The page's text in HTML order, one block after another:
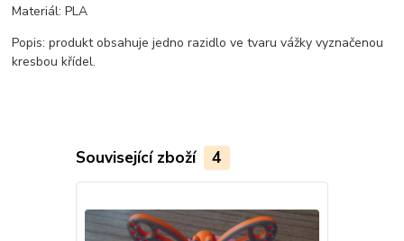
Materiál: PLA
Popis: produkt obsahuje jedno razidlo ve tvaru vážky vyznačenou
kresbou křídel.
Související zboží 4